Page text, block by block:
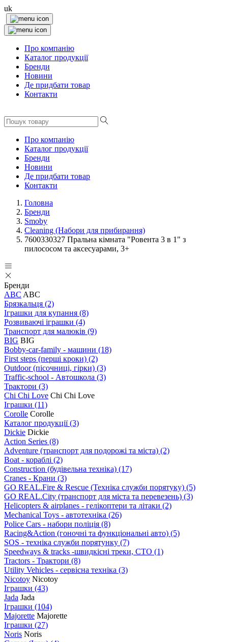
uk
Про компанію
Каталог продукції
Бренди
Новини
Де придбати товар
Контакти
Про компанію
Каталог продукції
Бренди
Новини
Де придбати товар
Контакти
Головна
Бренди
Smoby
Cleaning (Набори для прибирання)
7600330327 Пральна кімната "Ровента 3 в 1" з
пилососом та аксесуарами, 3+
Бренди
ABC ABC
Брязкальця (2)
Іграшки для купання (8)
Розвиваючі іграшки (4)
Транспорт для малюків (9)
BIG BIG
Bobby-car-family - машини (18)
First steps (перші кроки) (2)
Outdoor (пісочниці, гірки) (3)
Traffic-school - Автошкола (3)
Трактори (3)
Chi Chi Love Chi Chi Love
Іграшки (11)
Corolle Corolle
Каталог продукції(3)
Dickie Dickie
Action Series (8)
Adventure (транспорт для подорожі та міста) (2)
Boat - кораблі (2)
Construction (будівельна техніка) (17)
Cranes - Крани (3)
GO REAL.Fire & Rescue (Техніка служби порятуку) (5)
GO REAL.City (транспорт для міста та перевезень) (3)
Helicopters & airplanes - гелікоптери та літаки (2)
Mechanical Toys - автотехніка (26)
Police Cars - набори поліція (8)
Racing&Action (гоночні та функціональні авто) (5)
SOS - техніка служби порятунку (7)
Speedways & tracks -швидкісні треки, СТО (1)
Tractors - Трактори (8)
Utility Vehicles - сервісна техніка (3)
Nicotoy Nicotoy
Іграшки (43)
Jada Jada
Іграшки (104)
Majorette Majorette
Іграшки (27)
Noris Noris